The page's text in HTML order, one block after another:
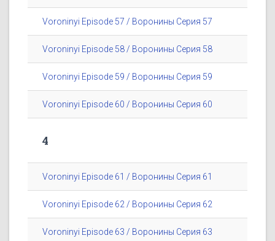
Voroninyi Episode 57 / Воронины Серия 57
Voroninyi Episode 58 / Воронины Серия 58
Voroninyi Episode 59 / Воронины Серия 59
Voroninyi Episode 60 / Воронины Серия 60
4
Voroninyi Episode 61 / Воронины Серия 61
Voroninyi Episode 62 / Воронины Серия 62
Voroninyi Episode 63 / Воронины Серия 63